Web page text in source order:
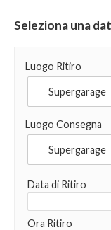
Seleziona una
Luogo Ritiro
Luogo Consegna
Data di Ritiro
Ora Ritiro